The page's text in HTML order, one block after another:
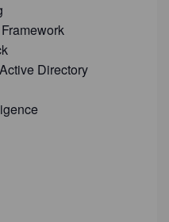
Directory